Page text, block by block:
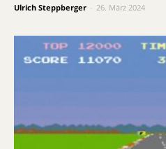
Ulrich Steppberger 26. März 2024